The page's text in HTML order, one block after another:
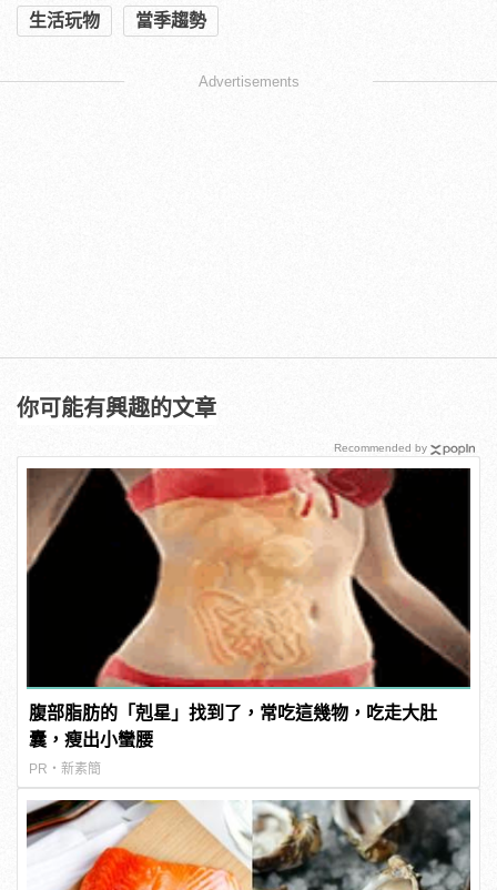
生活玩物 當季趨勢
Advertisements
你可能有興趣的文章
腹部脂肪的「剋星」找到了，常吃這幾物，吃走大肚
囊，瘦出小蠻腰
PR・新素簡
Recommended by